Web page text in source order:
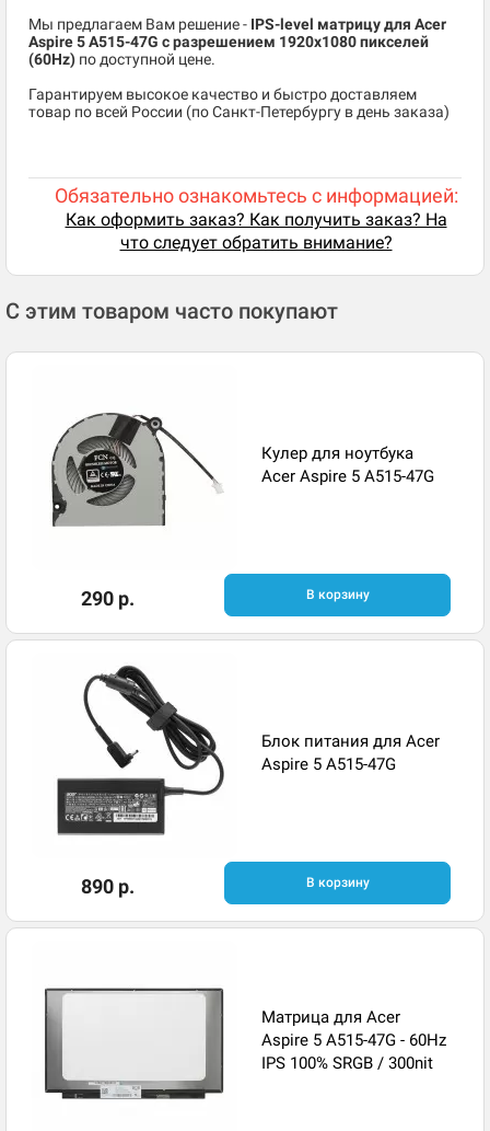
Мы предлагаем Вам решение - IPS-level матрицу для Acer
Aspire 5 A515-47G c разрешением 1920x1080 пикселей
(60Hz) по доступной цене.
Гарантируем высокое качество и быстро доставляем
товар по всей России (по Санкт-Петербургу в день заказа)
Обязательно ознакомьтесь с информацией:
Как оформить заказ? Как получить заказ? На
что следует обратить внимание?
С этим товаром часто покупают
Кулер для ноутбука
Acer Aspire 5 A515-47G
290 р. В корзину
Блок питания для Acer
Aspire 5 A515-47G
890 р. В корзину
Матрица для Acer
Aspire 5 A515-47G - 60Hz
IPS 100% SRGB / 300nit